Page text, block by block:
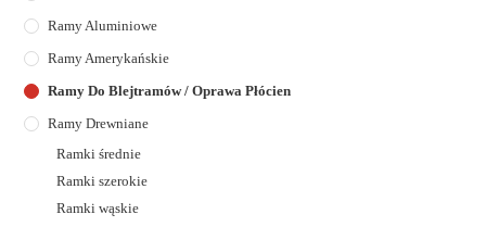
Ramy Aluminiowe
Ramy Amerykańskie
Ramy Do Blejtramów / Oprawa Płócien
Ramy Drewniane
Ramki średnie
Ramki szerokie
Ramki wąskie